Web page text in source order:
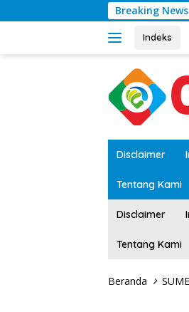
ke
Breaking News
Indeks
Disclaimer
Tentang Kami
Disclaimer
Tentang Kami
Beranda